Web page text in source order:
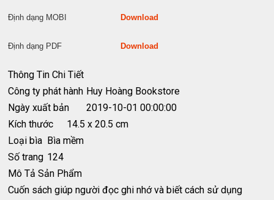
Định dạng MOBI Download
Định dạng PDF Download
Thông Tin Chi Tiết
Công ty phát hành Huy Hoàng Bookstore
Ngày xuất bản
2019-10-01 00:00:00
Kích thước
14.5 x 20.5 cm
Loại bìa Bìa mềm
Số trang 124
Mô Tả Sản Phẩm
Cuốn sách giúp người đọc ghi nhớ và biết cách sử dụng